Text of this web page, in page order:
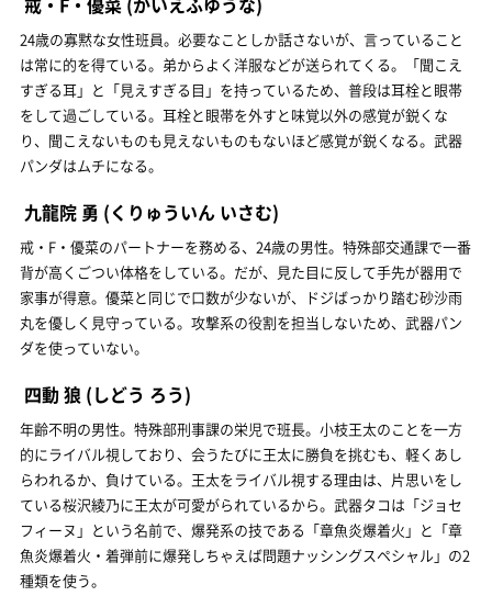
24歳の寡黙な女性班員。必要なことしか話さないが、言っていること
は常に的を得ている。弟からよく洋服などが送られてくる。「聞こえ
すぎる耳」と「見えすぎる目」を持っているため、普段は耳栓と眼帯
をして過ごしている。耳栓と眼帯を外すと味覚以外の感覚が鋭くな
り、聞こえないものも見えないものもないほど感覚が鋭くなる。武器
パンダはムチになる。
九龍院 勇 (くりゅういん いさむ)
戒・F・優菜のパートナーを務める、24歳の男性。特殊部交通課で一番
背が高くごつい体格をしている。だが、見た目に反して手先が器用で
家事が得意。優菜と同じで口数が少ないが、ドジばっかり踏む砂沙雨
丸を優しく見守っている。攻撃系の役割を担当しないため、武器パン
ダを使っていない。
四動 狼 (しどう ろう)
年齢不明の男性。特殊部刑事課の栄児で班長。小枝王太のことを一方
的にライバル視しており、会うたびに王太に勝負を挑むも、軽くあし
らわれるか、負けている。王太をライバル視する理由は、片思いをし
ている桜沢綾乃に王太が可愛がられているから。武器タコは「ジョセ
フィーヌ」という名前で、爆発系の技である「章魚炎爆着火」と「章
魚炎爆着火・着弾前に爆発しちゃえば問題ナッシングスペシャル」の2
種類を使う。